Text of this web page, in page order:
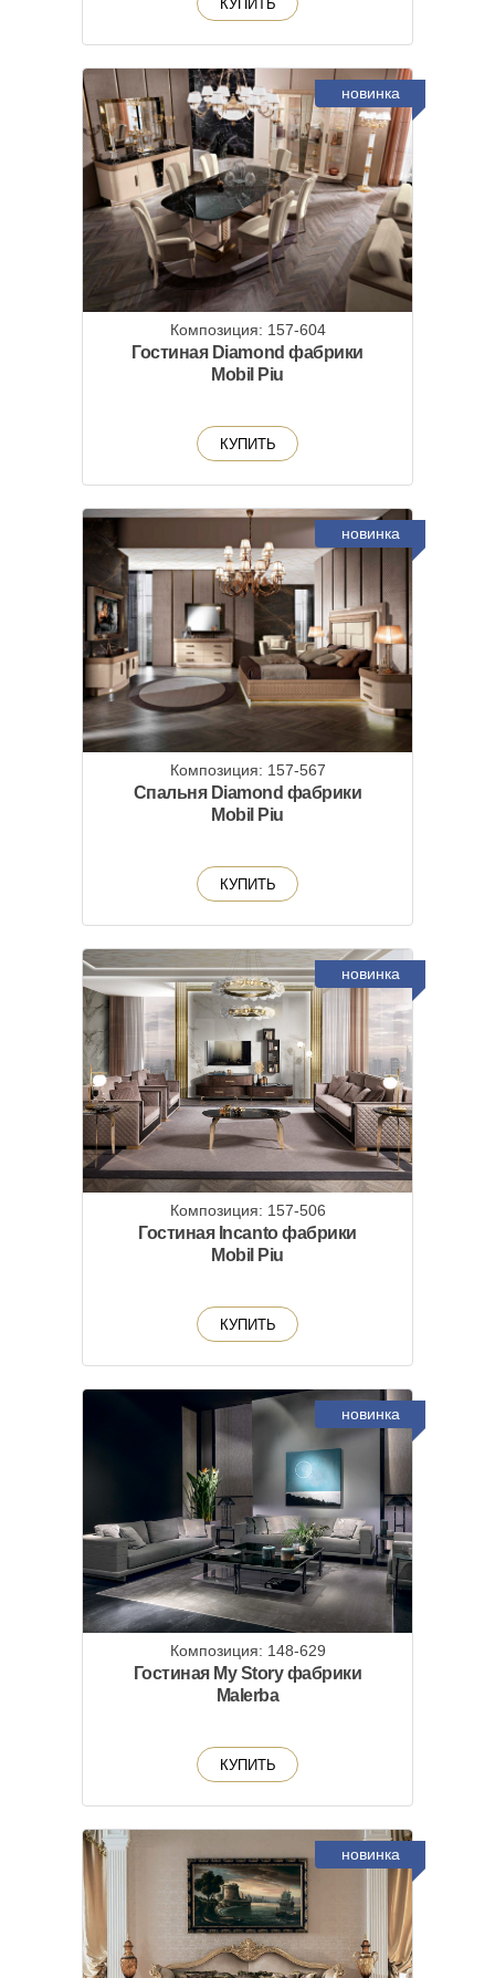
КУПИТЬ
новинка
Композиция: 157-604
Гостиная Diamond фабрики
Mobil Piu
КУПИТЬ
новинка
Композиция: 157-567
Спальня Diamond фабрики
Mobil Piu
КУПИТЬ
новинка
Композиция: 157-506
Гостиная Incanto фабрики
Mobil Piu
КУПИТЬ
новинка
Композиция: 148-629
Гостиная My Story фабрики
Malerba
КУПИТЬ
новинка